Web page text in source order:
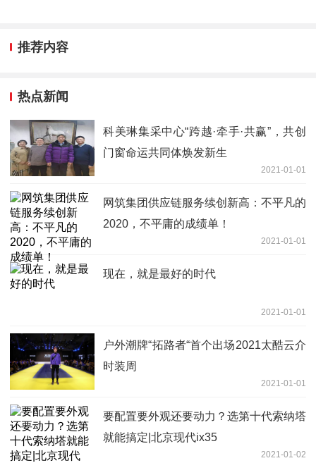
推荐内容
热点新闻
科美琳集采中心“跨越·牵手·共赢”，共创
门窗命运共同体焕发新生
2021-01-01
网筑集团供应链服务续创新高：不平凡的
2020，不平庸的成绩单！
2021-01-01
现在，就是最好的时代
2021-01-01
户外潮牌“拓路者“首个出场2021太酷云介
时装周
2021-01-01
要配置要外观还要动力？选第十代索纳塔
就能搞定|北京现代ix35
2021-01-02